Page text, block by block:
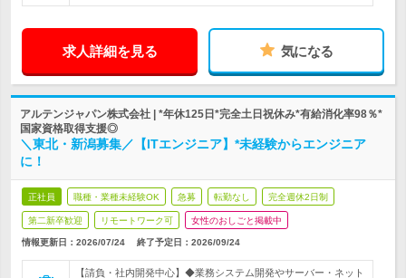
求人詳細を見る 気になる
アルテンジャパン株式会社 | *年休125日*完全土日祝休み*有給消化率98％*
国家資格取得支援◎
＼東北・新潟募集／【ITエンジニア】*未経験からエンジニア
に！
正社員 職種・業種未経験OK 急募 転勤なし 完全週休2日制
第二新卒歓迎 リモートワーク可 女性のおしごと掲載中
情報更新日：2026/07/24 終了予定日： 2026/09/24
【請負・社内開発中心】◆業務システム開発やサーバー・ネット